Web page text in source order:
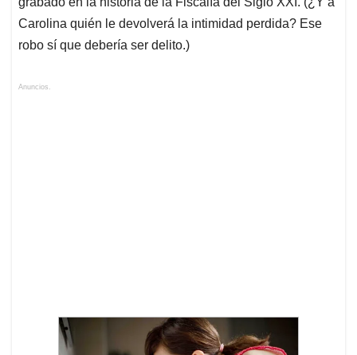
Carolina quién le devolverá la intimidad perdida? Ese
robo sí que debería ser delito.)
Anuncios.